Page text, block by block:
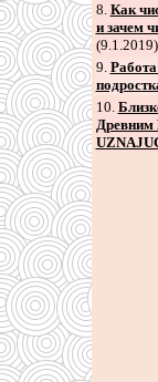
8. Как
и зачем
(9.1.2019)
9.
10.
Древним